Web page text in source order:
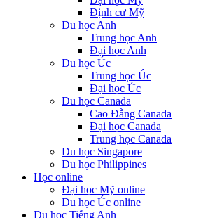
Định cư Mỹ
Du học Anh
Trung học Anh
Đại học Anh
Du học Úc
Trung học Úc
Đại học Úc
Du học Canada
Cao Đẵng Canada
Đại học Canada
Trung học Canada
Du học Singapore
Du học Philippines
Học online
Đại học Mỹ online
Du học Úc online
Du học Tiếng Anh